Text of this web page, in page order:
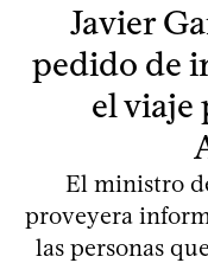
Javier
pedido de
el viaje
El ministro
proveyera
las personas